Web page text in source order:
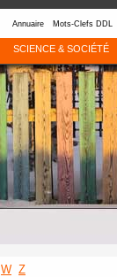
Annuaire Mots-Clefs DDL
SCIENCE & SOCIÉTÉ
W Z